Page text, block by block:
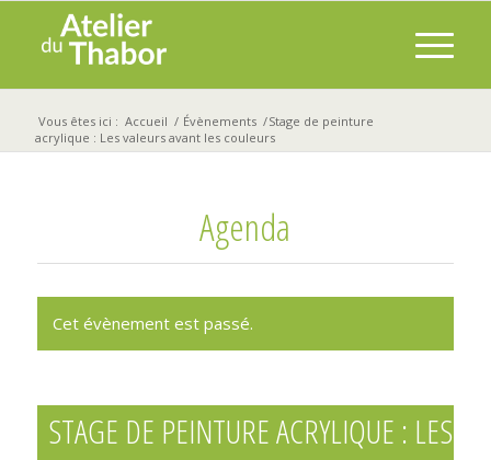
Vous êtes ici : Accueil / Évènements /Stage de peinture
acrylique : Les valeurs avant les couleurs
Agenda
Cet évènement est passé.
STAGE DE PEINTURE ACRYLIQUE : LES